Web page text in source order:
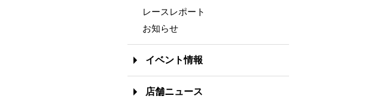
レースレポート
お知らせ
イベント情報
店舗ニュース